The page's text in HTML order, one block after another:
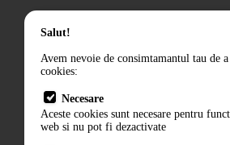
Returnarea
Termeni si conditii
Salut!
Avem nevoie de consimtamantul tau de
cookies:
Necesare
Aceste cookies sunt necesare pentru
web si nu pot fi dezactivate